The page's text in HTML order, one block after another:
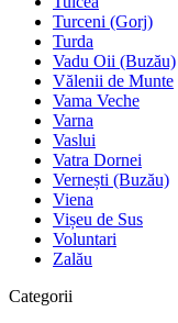
Turceni (Gorj)
Turda
Vadu Oii (Buzău)
Vălenii de Munte
Vama Veche
Varna
Vaslui
Vatra Dornei
Vernești (Buzău)
Viena
Vișeu de Sus
Voluntari
Zalău
Categorii